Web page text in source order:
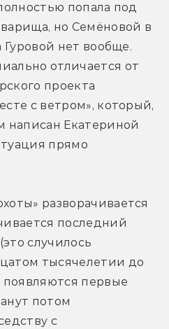
попала под
но Семёновой в
Гуровой нет вообще.
отличается от
проекта
с ветром», который,
написан Екатериной
прямо
разворачивается
последний
случилось
тысячелетии до
первые
потом
с